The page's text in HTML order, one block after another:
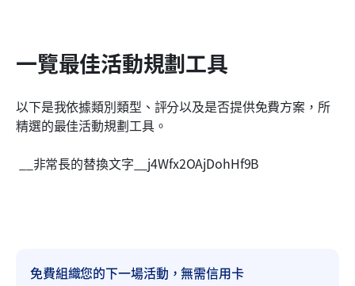
一覽最佳活動規劃工具
以下是我依據類別類型、評分以及是否提供免費方案，所
精選的最佳活動規劃工具。
__非常長的替換文字__j4Wfx2OAjDohHf9B
免費組織您的下一場活動，無需信用卡